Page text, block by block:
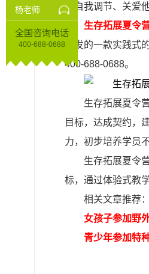
和自我调节、关爱
生存拓展夏令
开发的一款实践式
400-688-0688。
生存拓展夏令
目标，达成契约，
力，初步培养学员
生存拓展夏令
标，通过体验式教
相关文章推荐：
女孩子参加野
青少年参加特
杨老师
全国咨询电话
400-688-0688